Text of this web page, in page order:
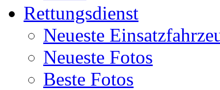
Rettungsdienst
Neueste
Neueste Fotos
Beste Fotos